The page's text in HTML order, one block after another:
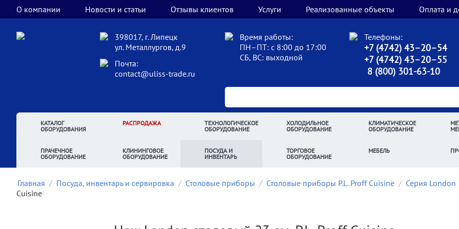
О компании Новости и статьи Отзывы клиентов Услуги Реализованные объекты Оплата и
398017, г. Липецк
ул. Металлургов, д.9
Почта:
contact@uliss-trade.ru
Время работы:
ПН–ПТ: с 8:00 до 17:00
СБ, ВС: выходной
Телефоны:
+7 (4742) 43–20–54
+7 (4742) 43–20–55
8 (800) 301-63-10
КАТАЛОГ
ОБОРУДОВАНИЯ
РАСПРОДАЖА
ТЕХНОЛОГИЧЕСКОЕ
ОБОРУДОВАНИЕ
ХОЛОДИЛЬНОЕ
ОБОРУДОВАНИЕ
КЛИМАТИЧЕСКОЕ
ОБОРУДОВАНИЕ
ПРАЧЕЧНОЕ
ОБОРУДОВАНИЕ
КЛИНИНГОВОЕ
ОБОРУДОВАНИЕ
ПОСУДА И
ИНВЕНТАРЬ
ТОРГОВОЕ
ОБОРУДОВАНИЕ
МЕБЕЛЬ
Главная / Посуда, инвентарь и сервировка / Столовые приборы / Столовые приборы P.L. Proff Cuisine / Серия London
Cuisine